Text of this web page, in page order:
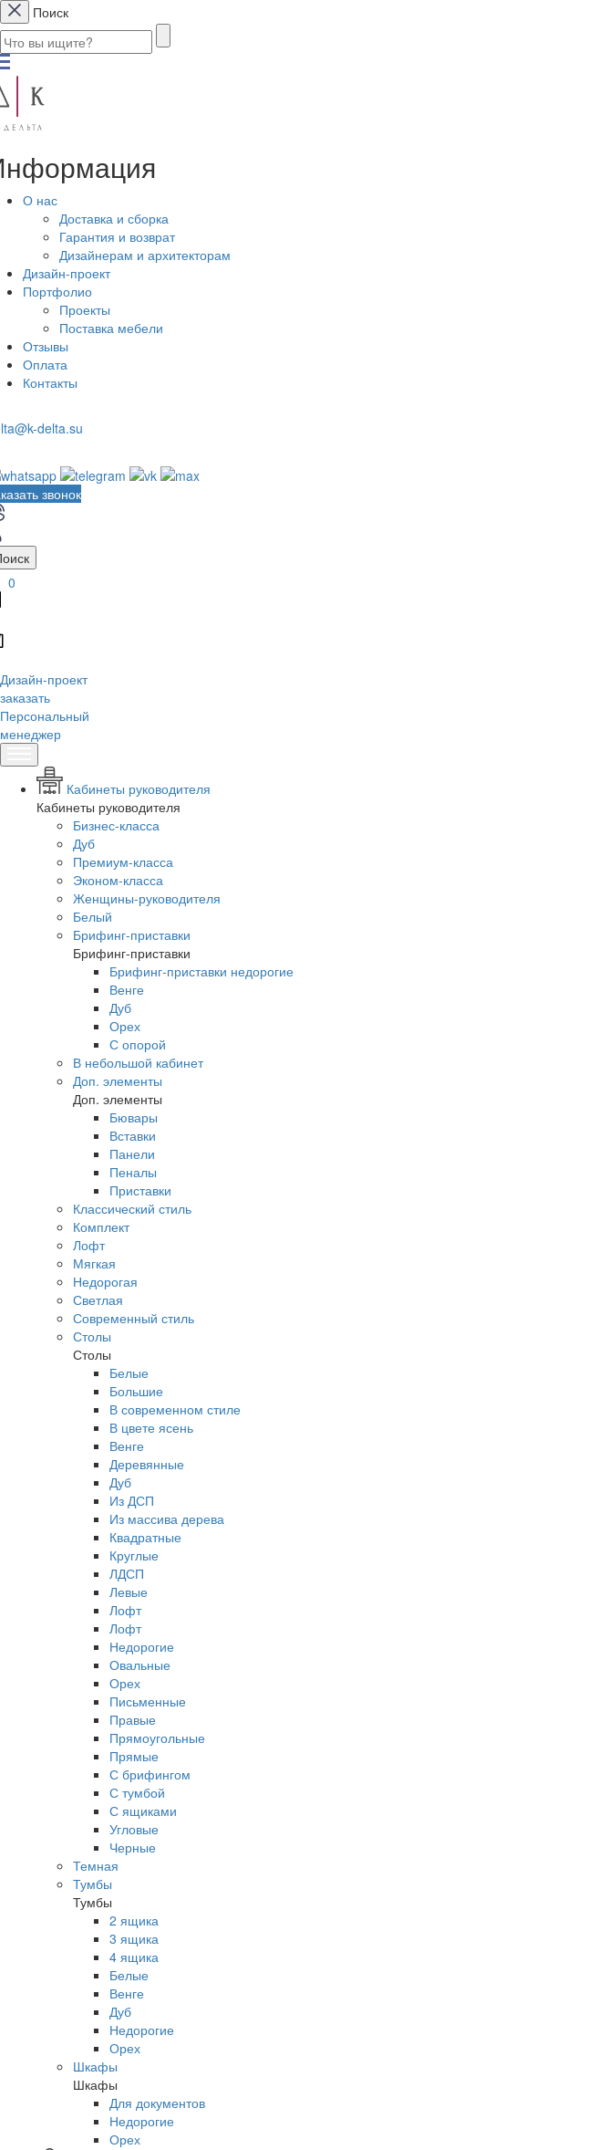
Поиск
О нас
Доставка и сборка
Гарантия и возврат
Дизайнерам и архитекторам
Дизайн-проект
Портфолио
Проекты
Поставка мебели
Отзывы
Оплата
Контакты
delta.su
звонок
0
Дизайн-проект
заказать
Персональный
менеджер
Кабинеты руководителя
Кабинеты руководителя
Бизнес-класса
Дуб
Премиум-класса
Эконом-класса
Женщины-руководителя
Белый
Брифинг-приставки
Брифинг-приставки
Брифинг-приставки недорогие
Венге
Дуб
Орех
С опорой
В небольшой кабинет
Доп. элементы
Доп. элементы
Бювары
Вставки
Панели
Пеналы
Приставки
Классический стиль
Комплект
Лофт
Мягкая
Недорогая
Светлая
Современный стиль
Столы
Столы
Белые
Большие
В современном стиле
В цвете ясень
Венге
Деревянные
Дуб
Из ДСП
Из массива дерева
Квадратные
Круглые
ЛДСП
Левые
Лофт
Лофт
Недорогие
Овальные
Орех
Письменные
Правые
Прямоугольные
Прямые
С брифингом
С тумбой
С ящиками
Угловые
Черные
Темная
Тумбы
Тумбы
2 ящика
3 ящика
4 ящика
Белые
Венге
Дуб
Недорогие
Орех
Шкафы
Шкафы
Для документов
Недорогие
Орех